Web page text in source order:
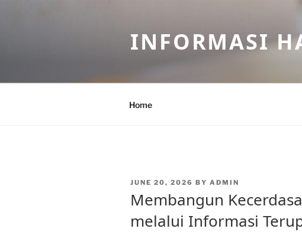
INFORMASI
Home
POSTED
JUNE 20, 2026 BY ADMIN
Membangun
melalui Informasi